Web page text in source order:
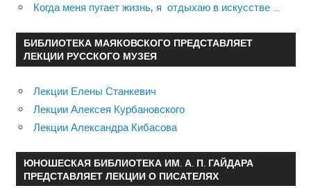
Когда меня пугает жизнь, я отдыхаю в искусстве …
БИБЛИОТЕКА МАЯКОВСКОГО ПРЕДСТАВЛЯЕТ
ЛЕКЦИИ РУССКОГО МУЗЕЯ
Лекции Елены Станкевич
Лекции Алексея Курбановского
Лекции Александра Кибасова
ЮНОШЕСКАЯ БИБЛИОТЕКА ИМ. А. П. ГАЙДАРА
ПРЕДСТАВЛЯЕТ ЛЕКЦИИ О ПИСАТЕЛЯХ